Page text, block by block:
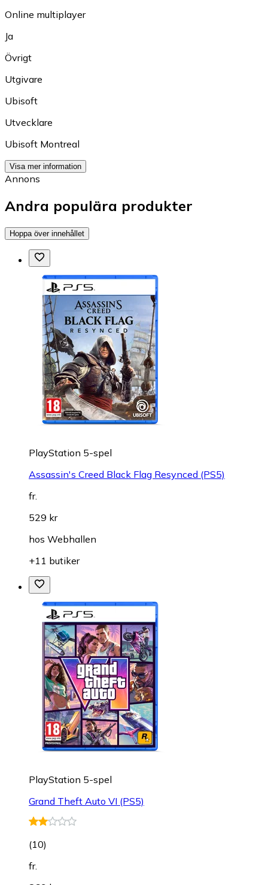
Online multiplayer
Ja
Övrigt
Utgivare
Ubisoft
Utvecklare
Ubisoft Montreal
Visa mer information
Annons
Andra populära produkter
Hoppa över innehållet
PlayStation 5-spel
Assassin's Creed Black Flag Resynced (PS5)
fr.
529 kr
hos Webhallen
+11 butiker
PlayStation 5-spel
Grand Theft Auto VI (PS5)
(10)
fr.